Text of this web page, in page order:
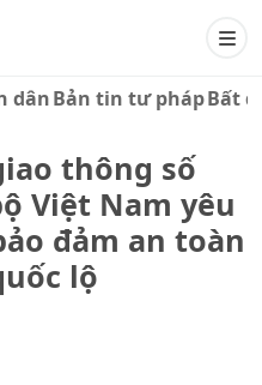
dânBản tin tư phápBất
thông số
Việt Nam yêu
đảm an toàn
lộ